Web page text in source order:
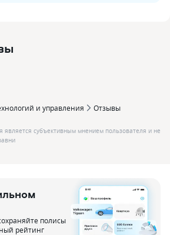
и управления Отзывы
является субъективным мнением пользователя и не
полисы
рейтинг